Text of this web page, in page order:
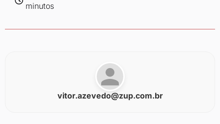
minutos
vitor.azevedo@zup.com.br